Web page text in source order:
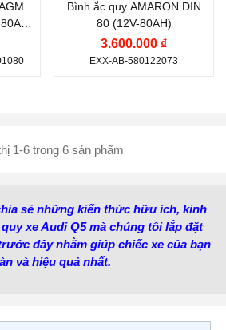
730 A
Công nghệ:MF (Kín
Khí, Miễn Bảo Dưỡng)
Chìm
Bình ắc quy AMARON DIN
80 (12V-80AH)
3.600.000 ₫
EXX-AB-580122073
1-6 trong 6 sản phẩm
sẻ những kiến thức hữu ích, kinh
xe Audi Q5 mà chúng tôi lắp đặt
đây nhằm giúp chiếc xe của bạn
và hiệu quả nhất.